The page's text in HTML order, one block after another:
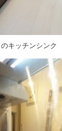
キッチンシンク